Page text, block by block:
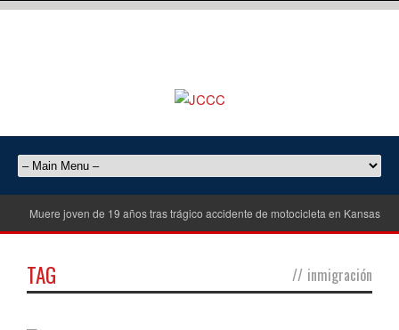
Muere joven de 19 años tras trágico accidente de motocicleta en Kansas
TAG // inmigración